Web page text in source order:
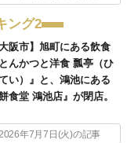
ング2
大阪市】旭町にある飲食
んかつと洋食 瓢亭（ひ
い）』と、鴻池にある
餅食堂 鴻池店』が閉店。
2026年7月7日(火)の記事